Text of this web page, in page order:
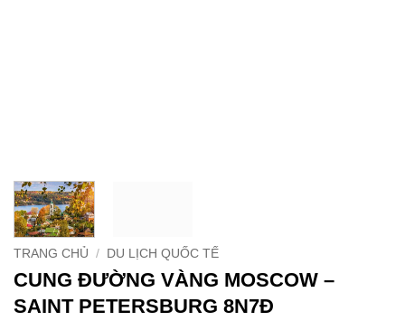
TRANG CHỦ / DU LỊCH QUỐC TẾ
CUNG ĐƯỜNG VÀNG MOSCOW –
SAINT PETERSBURG 8N7Đ